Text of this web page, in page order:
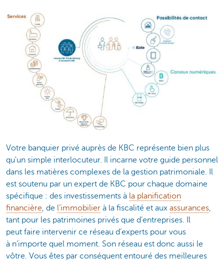
Votre banquier privé auprès de KBC représente bien plus
qu'un simple interlocuteur. Il incarne votre guide personnel
dans les matières complexes de la gestion patrimoniale. Il
est soutenu par un expert de KBC pour chaque domaine
spécifique : des investissements à la planification
financière, de l’immobilier à la fiscalité et aux assurances,
tant pour les patrimoines privés que d’entreprises. Il
peut faire intervenir ce réseau d’experts pour vous
à n’importe quel moment. Son réseau est donc aussi le
vôtre. Vous êtes par conséquent entouré des meilleures